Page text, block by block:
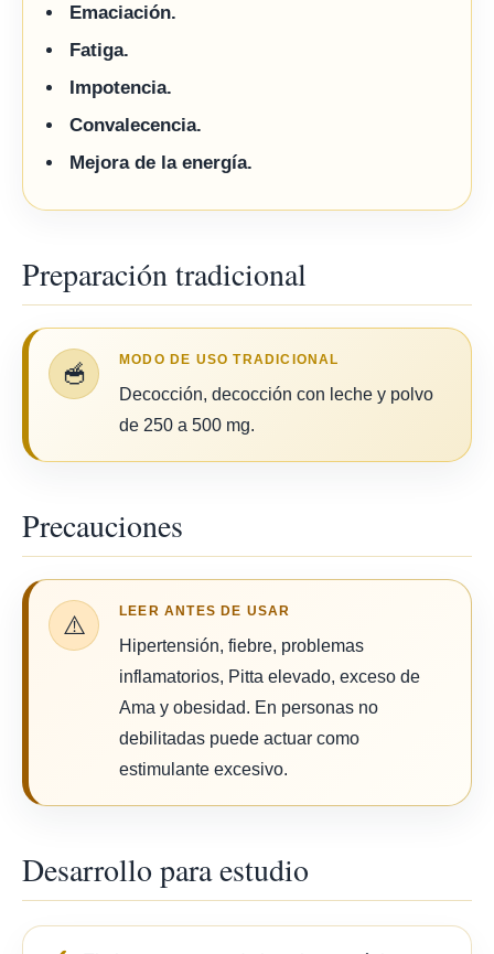
Emaciación.
Fatiga.
Impotencia.
Convalecencia.
Mejora de la energía.
Preparación tradicional
🥣 MODO DE USO TRADICIONAL
Decocción, decocción con leche y polvo
de 250 a 500 mg.
Precauciones
⚠️ LEER ANTES DE USAR
Hipertensión, fiebre, problemas
inflamatorios, Pitta elevado, exceso de
Ama y obesidad. En personas no
debilitadas puede actuar como
estimulante excesivo.
Desarrollo para estudio